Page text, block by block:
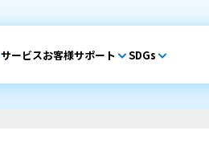
サービスお客様サポート SDGs